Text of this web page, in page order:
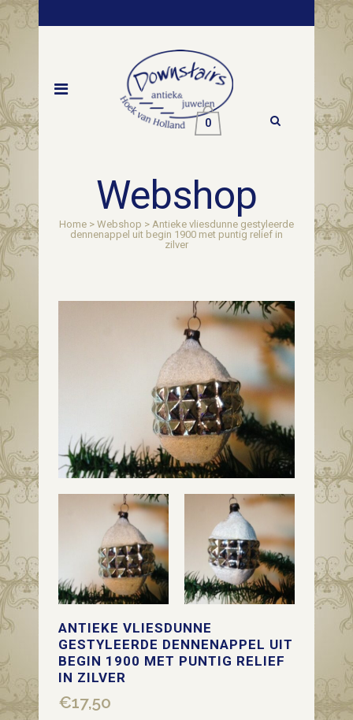
0
Webshop
Home > Webshop > Antieke vliesdunne gestyleerde
dennenappel uit begin 1900 met puntig relief in
zilver
ANTIEKE VLIESDUNNE
GESTYLEERDE DENNENAPPEL UIT
BEGIN 1900 MET PUNTIG RELIEF
IN ZILVER
€17,50